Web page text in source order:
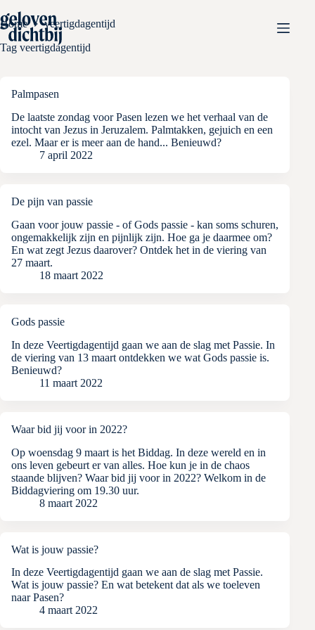
naar
de
inhoud
Home
veertigdagentijd
Tag veertigdagentijd
Palmpasen
De laatste zondag voor Pasen lezen we het verhaal van de
intocht van Jezus in Jeruzalem. Palmtakken, gejuich en een
ezel. Maar er is meer aan de hand... Benieuwd?
7 april 2022
De pijn van passie
Gaan voor jouw passie - of Gods passie - kan soms schuren,
ongemakkelijk zijn en pijnlijk zijn. Hoe ga je daarmee om?
En wat zegt Jezus daarover? Ontdek het in de viering van
27 maart.
18 maart 2022
Gods passie
In deze Veertigdagentijd gaan we aan de slag met Passie. In
de viering van 13 maart ontdekken we wat Gods passie is.
Benieuwd?
11 maart 2022
Waar bid jij voor in 2022?
Op woensdag 9 maart is het Biddag. In deze wereld en in
ons leven gebeurt er van alles. Hoe kun je in de chaos
staande blijven? Waar bid jij voor in 2022? Welkom in de
Biddagviering om 19.30 uur.
8 maart 2022
Wat is jouw passie?
In deze Veertigdagentijd gaan we aan de slag met Passie.
Wat is jouw passie? En wat betekent dat als we toeleven
naar Pasen?
4 maart 2022